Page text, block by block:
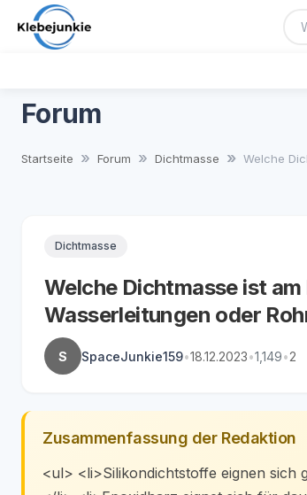
Forum
Startseite Forum Dichtmasse Welche
Dichtmasse
Welche Dichtmasse ist
Wasserleitungen oder
S SpaceJunkie159•18.12.2023•1,149•2
Zusammenfassung der Redaktion
<ul> <li>Silikondichtstoffe eignen sich